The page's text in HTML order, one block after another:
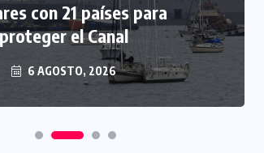
con 21 países para
el Canal
6 AGOSTO, 2026